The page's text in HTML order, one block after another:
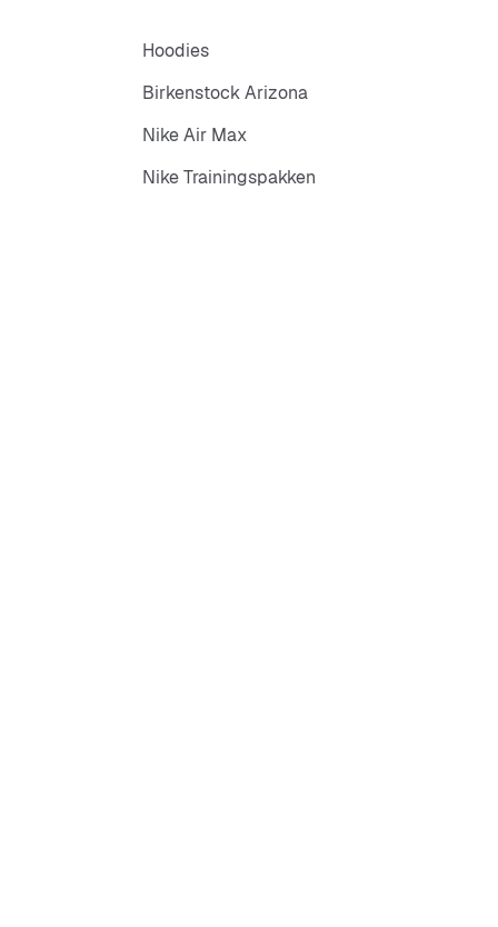
Hoodies
Birkenstock Arizona
Nike Air Max
Nike Trainingspakken